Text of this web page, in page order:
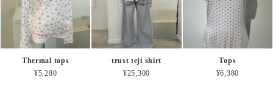
Thermal tops
¥5,280
trust teji shirt
¥25,300
Tops
¥6,380